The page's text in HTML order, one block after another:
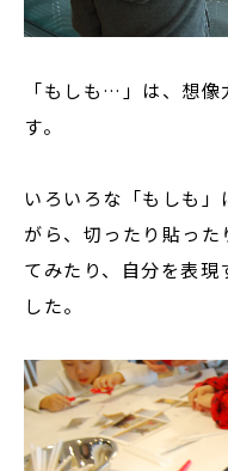
「もしも…」は、想
す。
いろいろな「もしも
がら、切ったり貼っ
てみたり、自分を表
した。